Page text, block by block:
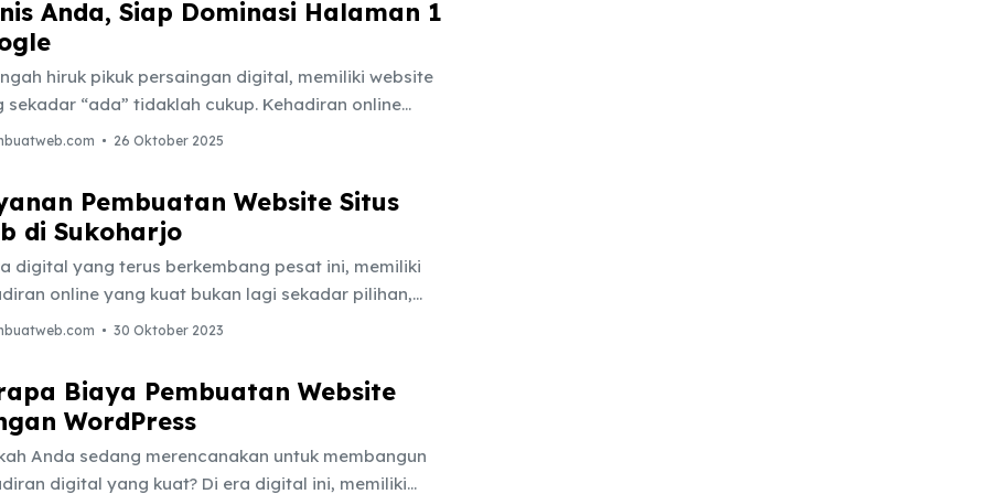
yang beroperasi 24 jam sehari, 7 hari seminggu.
adalah platform utama untuk membangun
menampilkan portofolio, dan menjangkau
tanpa batas geografis. Namun, mari kita hadapi
memiliki ...
Anda, Siap Dominasi Halaman 1
hiruk pikuk persaingan digital, memiliki website
sekadar “ada” tidaklah cukup. Kehadiran online
kuat haruslah didukung oleh fondasi teknis yang
Website Anda adalah aset digital terpenting,
24/7 untuk membangun kredibilitas,
audiens global, dan yang paling utama,
konversi. Namun, tantangan terbesarnya
menciptakan website yang tidak hanya menarik
visual, tetapi juga dioptimalkan secara sempurna
Google (SERP). Inilah mengapa ...
26 Oktober 2025
Pembuatan Website Situs
di Sukoharjo
digital yang terus berkembang pesat ini, memiliki
online yang kuat bukan lagi sekadar pilihan,
sebuah keharusan mutlak bagi setiap bisnis
Pasar lokal yang kompetitif menuntut setiap
usaha untuk berpikir lebih jauh dari sekadar toko
promosi konvensional. Inilah mengapa jasa
website di Sukoharjo menjadi investasi
yang tak bisa diabaikan. Bayangkan, calon
30 Oktober 2023
Biaya Pembuatan Website
WordPress
Anda sedang merencanakan untuk membangun
digital yang kuat? Di era digital ini, memiliki